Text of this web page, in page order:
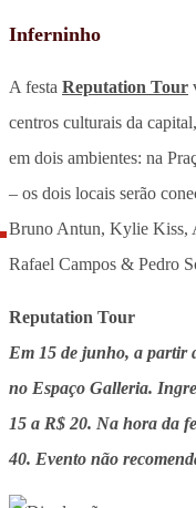
Inferninho
A festa Reputation Tour
centros culturais da
em dois ambientes: na
– os dois locais serão
Bruno Antun, Kylie Kiss,
Rafael Campos & Pedro
Reputation Tour
Em 15 de junho, a partir
no Espaço Galleria.
15 a R$ 20. Na hora da
40. Evento não